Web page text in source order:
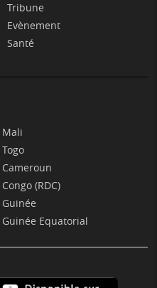
Tribune
Evènement
Santé
Mali
Togo
Cameroun
Congo (RDC)
Guinée
Guinée Equatorial